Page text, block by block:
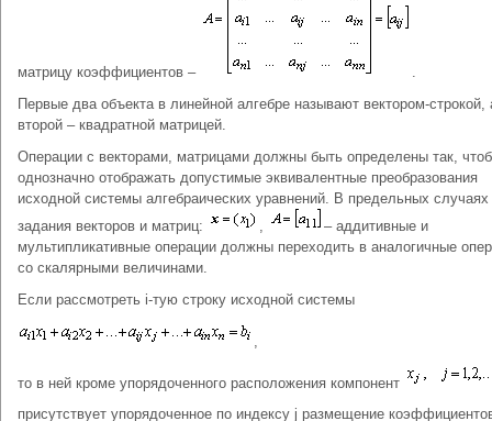
матрицу коэффициентов –
.
Первые два объекта в линейной алгебре называют вектором-строкой,
второй – квадратной матрицей.
Операции с векторами, матрицами должны быть определены так,
однозначно отображать допустимые эквивалентные преобразования
исходной системы алгебраических уравнений. В предельных случаях
задания векторов и матриц:
,
– аддитивные и
мультипликативные операции должны переходить в аналогичные
со скалярными величинами.
Если рассмотреть i-тую строку исходной системы
,
то в ней кроме упорядоченного расположения компонент
присутствует упорядоченное по индексу j размещение